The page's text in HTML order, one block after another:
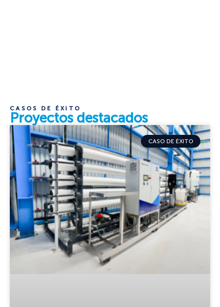
CASOS DE ÉXITO
Proyectos destacados
CASO DE ÉXITO